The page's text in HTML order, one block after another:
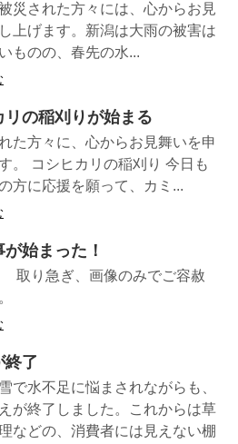
災された方々には、心からお見
上げます。新潟は大雨の被害は
ものの、春先の水...
リの稲刈りが始まる
た方々に、心からお見舞いを申
。 コシヒカリの稲刈り 今日も
方に応援を願って、カミ...
始まった！
取り急ぎ、画像のみでご容赦
終了
で水不足に悩まされながらも、
が終了しました。これからは草
などの、消費者には見えない棚